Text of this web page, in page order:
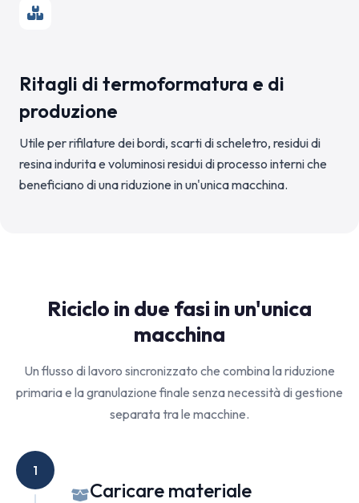
Ritagli di termoformatura e di
produzione
Utile per rifilature dei bordi, scarti di scheletro, residui di
resina indurita e voluminosi residui di processo interni che
beneficiano di una riduzione in un'unica macchina.
Riciclo in due fasi in un'unica
macchina
Un flusso di lavoro sincronizzato che combina la riduzione
primaria e la granulazione finale senza necessità di gestione
separata tra le macchine.
1
Caricare materiale